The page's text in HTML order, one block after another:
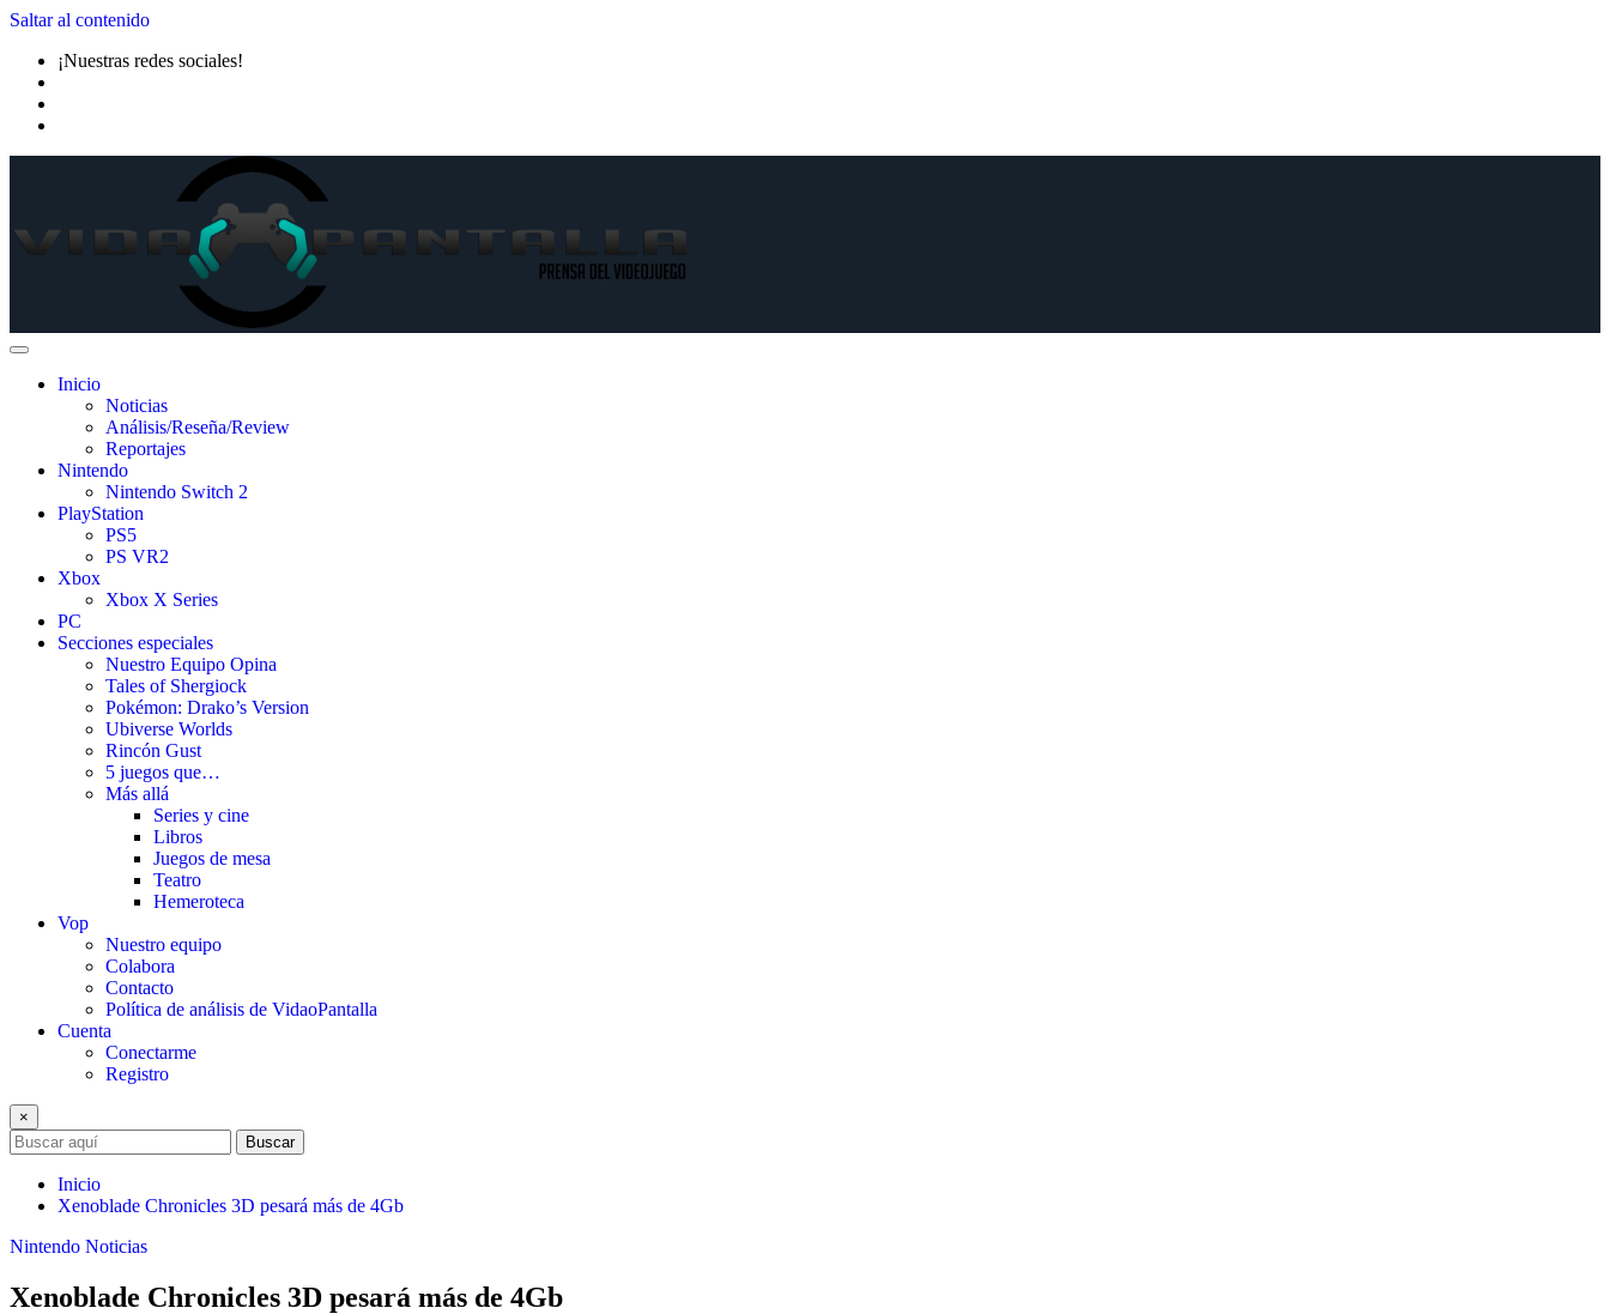
Saltar al contenido
¡Nuestras redes sociales!
Inicio
Noticias
Análisis/Reseña/Review
Reportajes
Nintendo
Nintendo Switch 2
PlayStation
PS5
PS VR2
Xbox
Xbox X Series
PC
Secciones especiales
Nuestro Equipo Opina
Tales of Shergiock
Pokémon: Drako’s Version
Ubiverse Worlds
Rincón Gust
5 juegos que…
Más allá
Series y cine
Libros
Juegos de mesa
Teatro
Hemeroteca
Vop
Nuestro equipo
Colabora
Contacto
Política de análisis de VidaoPantalla
Cuenta
Conectarme
Registro
×
Buscar
Inicio
Xenoblade Chronicles 3D pesará más de 4Gb
Nintendo Noticias
Xenoblade Chronicles 3D pesará más de 4Gb